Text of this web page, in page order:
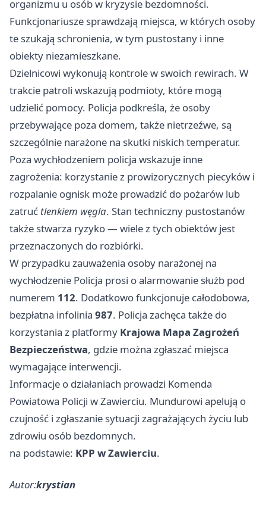
organizmu u osób w kryzysie bezdomności.
Funkcjonariusze sprawdzają miejsca, w których osoby
te szukają schronienia, w tym pustostany i inne
obiekty niezamieszkane.
Dzielnicowi wykonują kontrole w swoich rewirach. W
trakcie patroli wskazują podmioty, które mogą
udzielić pomocy. Policja podkreśla, że osoby
przebywające poza domem, także nietrzeźwe, są
szczególnie narażone na skutki niskich temperatur.
Poza wychłodzeniem policja wskazuje inne
zagrożenia: korzystanie z prowizorycznych piecyków i
rozpalanie ognisk może prowadzić do pożarów lub
zatruć tlenkiem węgla. Stan techniczny pustostanów
także stwarza ryzyko — wiele z tych obiektów jest
przeznaczonych do rozbiórki.
W przypadku zauważenia osoby narażonej na
wychłodzenie Policja prosi o alarmowanie służb pod
numerem 112. Dodatkowo funkcjonuje całodobowa,
bezpłatna infolinia 987. Policja zachęca także do
korzystania z platformy Krajowa Mapa Zagrożeń
Bezpieczeństwa, gdzie można zgłaszać miejsca
wymagające interwencji.
Informacje o działaniach prowadzi Komenda
Powiatowa Policji w Zawierciu. Mundurowi apelują o
czujność i zgłaszanie sytuacji zagrażających życiu lub
zdrowiu osób bezdomnych.
na podstawie: KPP w Zawierciu.
Autor:krystian